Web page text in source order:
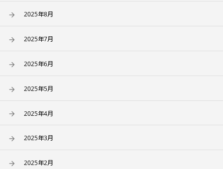
2025年8月
2025年7月
2025年6月
2025年5月
2025年4月
2025年3月
2025年2月